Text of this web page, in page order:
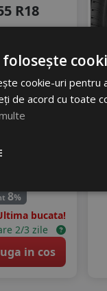
R18
8%
bucata!
2/3 zile
in cos
cookie-uri pentru
de acord cu toate